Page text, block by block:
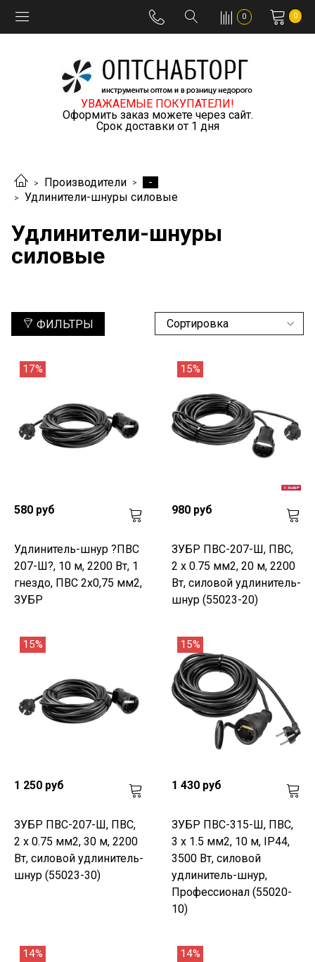
0 0
УВАЖАЕМЫЕ ПОКУПАТЕЛИ!
Оформить заказ можете через сайт.
Срок доставки от 1 дня
Производители
-
Удлинители-шнуры силовые
Удлинители-шнуры
силовые
ФИЛЬТРЫ
17%
580 руб
Удлинитель-шнур ?ПВС
207-Ш?, 10 м, 2200 Вт, 1
гнездо, ПВС 2х0,75 мм2,
ЗУБР
15%
980 руб
ЗУБР ПВС-207-Ш, ПВС,
2 x 0.75 мм2, 20 м, 2200
Вт, силовой удлинитель-
шнур (55023-20)
15%
1 250 руб
ЗУБР ПВС-207-Ш, ПВС,
2 x 0.75 мм2, 30 м, 2200
Вт, силовой удлинитель-
шнур (55023-30)
15%
1 430 руб
ЗУБР ПВС-315-Ш, ПВС,
3 х 1.5 мм2, 10 м, IP44,
3500 Вт, силовой
удлинитель-шнур,
Профессионал (55020-
10)
14% 14%